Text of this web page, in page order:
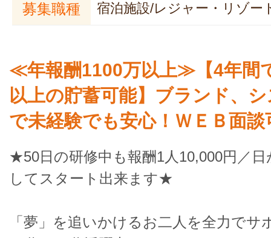
募集職種 宿泊施設/レジャー・リゾー
≪年報酬1100万以上≫【4年間
以上の貯蓄可能】ブランド、
で未経験でも安心！ＷＥＢ面談
★50日の研修中も報酬1人10,000円／
してスタート出来ます★
「夢」を追いかけるお二人を全力でサ